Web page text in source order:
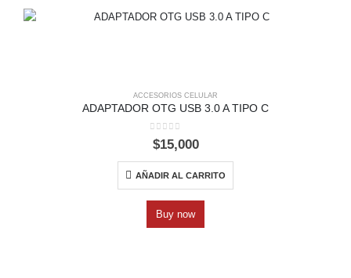
ACCESORIOS CELULAR
ADAPTADOR OTG USB 3.0 A TIPO C
0out of 5
$15,000
AÑADIR AL CARRITO
Buy now